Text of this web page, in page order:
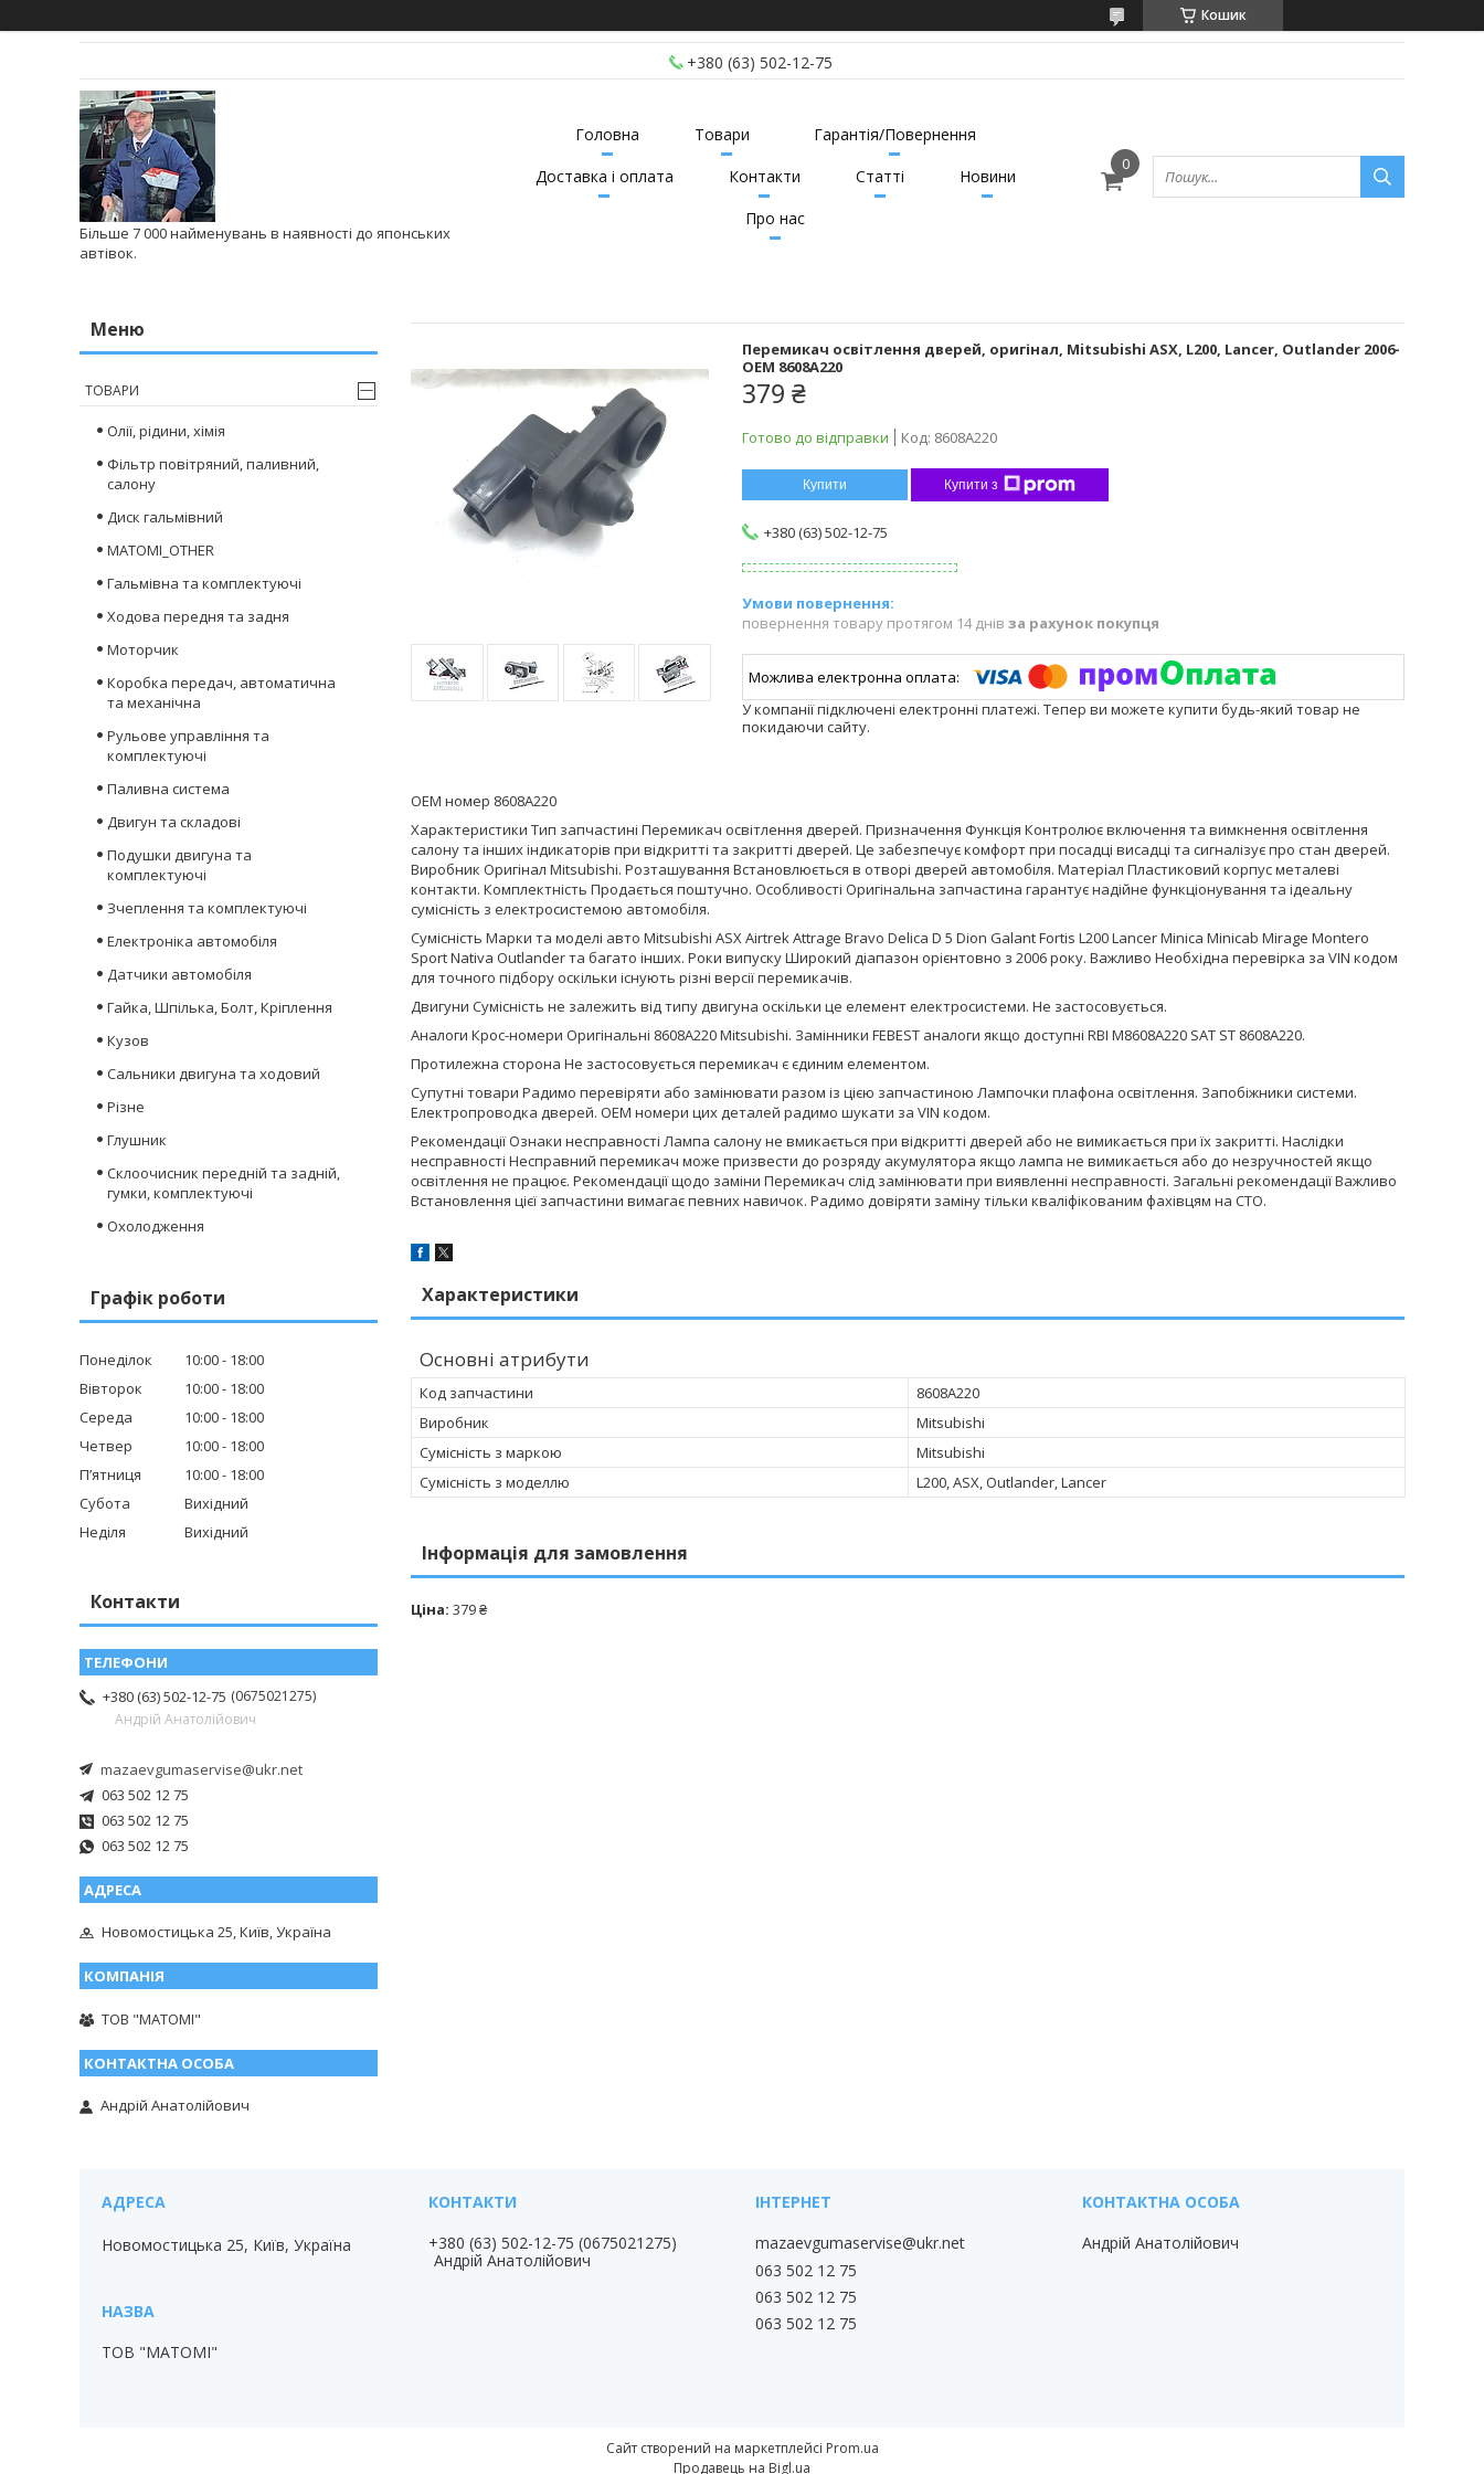
Кошик
+380 (63) 502-12-75
Більше 7 000 найменувань в наявності до японських
автівок.
Головна Товари
Гарантія/Повернення
Доставка і оплата
Контакти Статті
Новини
Про нас
Перемикач освітлення дверей, оригінал, Mitsubishi ASX, L200, Lancer, Outlander 2006-
OEM 8608A220
379 ₴
Готово до відправки Код: 8608A220
Купити Купити з
+380 (63) 502-12-75
повернення товару протягом 14 днів за рахунок покупця
У компанії підключені електронні платежі. Тепер ви можете купити будь-який товар не
покидаючи сайту.
ОЕМ номер 8608A220
Характеристики Тип запчастині Перемикач освітлення дверей. Призначення Функція Контролює включення та вимкнення освітлення
салону та інших індикаторів при відкритті та закритті дверей. Це забезпечує комфорт при посадці висадці та сигналізує про стан дверей.
Виробник Оригінал Mitsubishi. Розташування Встановлюється в отворі дверей автомобіля. Матеріал Пластиковий корпус металеві
контакти. Комплектність Продається поштучно. Особливості Оригінальна запчастина гарантує надійне функціонування та ідеальну
сумісність з електросистемою автомобіля.
Сумісність Марки та моделі авто Mitsubishi ASX Airtrek Attrage Bravo Delica D 5 Dion Galant Fortis L200 Lancer Minica Minicab Mirage Montero
Sport Nativa Outlander та багато інших. Роки випуску Широкий діапазон орієнтовно з 2006 року. Важливо Необхідна перевірка за VIN кодом
для точного підбору оскільки існують різні версії перемикачів.
Двигуни Сумісність не залежить від типу двигуна оскільки це елемент електросистеми. Не застосовується.
Аналоги Крос-номери Оригінальні 8608A220 Mitsubishi. Замінники FEBEST аналоги якщо доступні RBI M8608A220 SAT ST 8608A220.
Протилежна сторона Не застосовується перемикач є єдиним елементом.
Супутні товари Радимо перевіряти або замінювати разом із цією запчастиною Лампочки плафона освітлення. Запобіжники системи.
Електропроводка дверей. ОЕМ номери цих деталей радимо шукати за VIN кодом.
Рекомендації Ознаки несправності Лампа салону не вмикається при відкритті дверей або не вимикається при їх закритті. Наслідки
несправності Несправний перемикач може призвести до розряду акумулятора якщо лампа не вимикається або до незручностей якщо
освітлення не працює. Рекомендації щодо заміни Перемикач слід замінювати при виявленні несправності. Загальні рекомендації Важливо
Встановлення цієї запчастини вимагає певних навичок. Радимо довіряти заміну тільки кваліфікованим фахівцям на СТО.
Характеристики
Основні атрибути
Код запчастини
8608A220
Виробник
Mitsubishi
Сумісність з маркою
Mitsubishi
Сумісність з моделлю
L200, ASX, Outlander, Lancer
Інформація для замовлення
Ціна: 379 ₴
ТОВАРИ
Олії, рідини, хімія
Фільтр повітряний, паливний,
салону
Диск гальмівний
MATOMI_OTHER
Гальмівна та комплектуючі
Ходова передня та задня
Моторчик
Коробка передач, автоматична
та механічна
Рульове управління та
комплектуючі
Паливна система
Двигун та складові
Подушки двигуна та
комплектуючі
Зчеплення та комплектуючі
Електроніка автомобіля
Датчики автомобіля
Гайка, Шпілька, Болт, Кріплення
Кузов
Сальники двигуна та ходовий
Різне
Глушник
Склоочисник передній та задній,
гумки, комплектуючі
Охолодження
Графік роботи
Понеділок 10:00
18:00
Вівторок
10:00
18:00
Середа
10:00
18:00
Четвер
10:00
18:00
Пʼятниця
10:00
18:00
Субота
Вихідний
Неділя
Вихідний
Контакти
+380 (63) 502-12-75 0675021275
Андрій Анатолійович
mazaevgumaservise@ukr.net
063 502 12 75
063 502 12 75
063 502 12 75
Новомостицька 25, Київ, Україна
ТОВ "МАТОМІ"
Андрій Анатолійович
Новомостицька 25, Київ, Україна
ТОВ "МАТОМІ"
+380 (63) 502-12-75 0675021275
Андрій Анатолійович
mazaevgumaservise@ukr.net
063 502 12 75
063 502 12 75
063 502 12 75
Андрій Анатолійович
Сайт створений на маркетплейсі Prom.ua
Продавець на Bigl.ua